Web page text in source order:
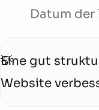
Datum
Eine gut
Website